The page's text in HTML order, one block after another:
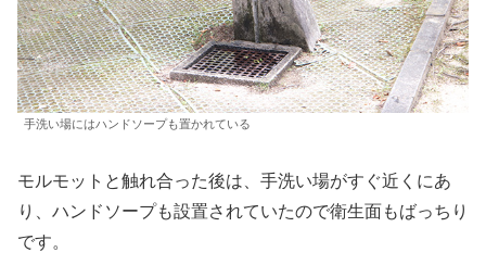
手洗い場にはハンドソープも置かれている
モルモットと触れ合った後は、手洗い場がすぐ近くにあ
り、ハンドソープも設置されていたので衛生面もばっちり
です。